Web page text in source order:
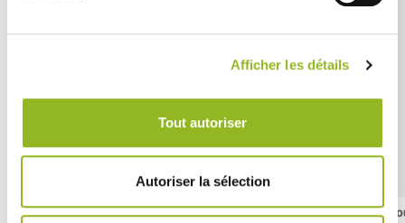
Afficher les détails
Tout autoriser
Autoriser la sélection
Gourmandine 3 macaron